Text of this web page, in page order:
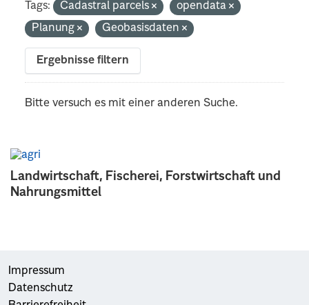
Landwirtschaft, Fischerei, Forstwirtschaft und
Nahrungsmittel
Tags: Cadastral parcels
opendata
Planung
Geobasisdaten
Ergebnisse filtern
Bitte versuch es mit einer anderen Suche.
Impressum
Datenschutz